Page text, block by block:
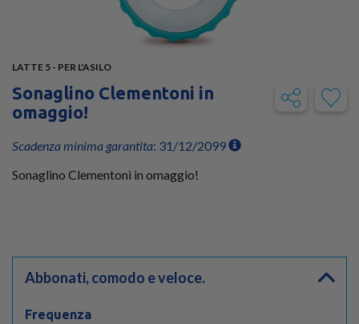
LATTE 5 - PER L'ASILO
Sonaglino Clementoni in
omaggio!
Scadenza minima garantita: 31/12/2099
Sonaglino Clementoni in omaggio!
Abbonati, comodo e veloce.
Frequenza